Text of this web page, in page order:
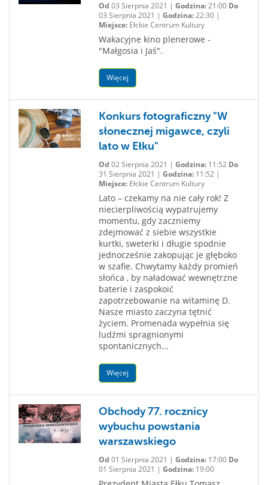
Od 03 Sierpnia 2021 | Godzina:21:00 Do
03 Sierpnia 2021 | Godzina:22:30 |
Miejsce:Ełckie Centrum Kultury
Wakacyjne kino plenerowe -
"Małgosia i Jaś".
Więcej
Konkurs fotograficzny "W
słonecznej migawce, czyli
lato w Ełku"
Od 02 Sierpnia 2021 | Godzina:11:52 Do
31 Sierpnia 2021 | Godzina:11:52 |
Miejsce:Ełckie Centrum Kultury
Lato – czekamy na nie cały rok! Z
niecierpliwością wypatrujemy
momentu, gdy zaczniemy
zdejmować z siebie wszystkie
kurtki, sweterki i długie spodnie
jednocześnie zakopując je głęboko
w szafie. Chwytamy każdy promień
słońca , by naładować wewnętrzne
baterie i zaspokoić
zapotrzebowanie na witaminę D.
Nasze miasto zaczyna tętnić
życiem. Promenada wypełnia się
ludźmi spragnionymi
spontanicznych...
Więcej
Obchody 77. rocznicy
wybuchu powstania
warszawskiego
Od 01 Sierpnia 2021 | Godzina:17:00 Do
01 Sierpnia 2021 | Godzina:19:00